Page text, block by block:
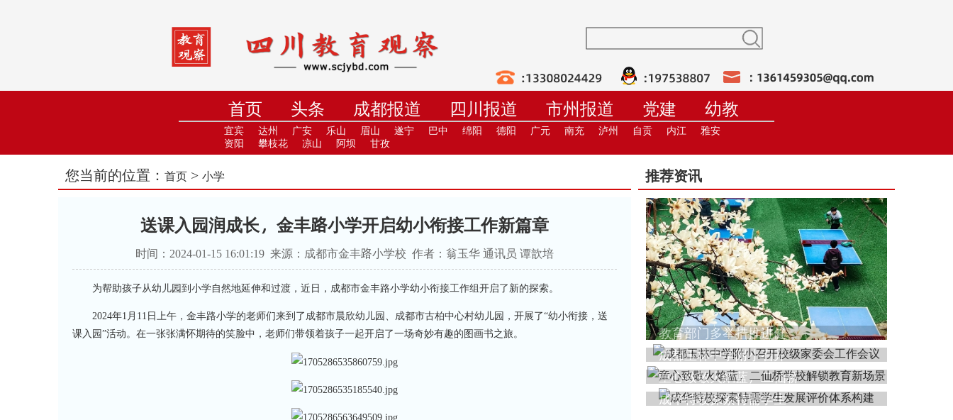
首页 头条 成都报道 四川报道 市州报道 党建
幼教
小学
中学 职教 高校 社教 健康 培训 在线直播
宜宾 达州 广安 乐山 眉山 遂宁 巴中 绵阳 德阳 广元 南充 泸州 自贡 内江
雅安
资阳
攀枝花 凉山 阿坝 甘孜
您当前的位置： 首页 > 小学
送课入园润成长，金丰路小学开启幼小衔接工作新篇章
时间：2024-01-15 16:01:19 来源：成都市金丰路小学校 作者：翁玉华 通讯员 谭歆培
为帮助孩子从幼儿园到小学自然地延伸和过渡，近日，成都市金丰路小学幼小衔接工作组开启了新的探索。
2024年1月11日上午，金丰路小学的老师们来到了成都市晨欣幼儿园、成都市古柏中心村幼儿园，开展了“幼小衔接，送
课入园”活动。在一张张满怀期待的笑脸中，老师们带领着孩子一起开启了一场奇妙有趣的图画书之旅。
推荐资讯
教育部门多举措推进健
成都玉林中学附小召开
童心致敬火焰蓝，二仙桥
成华特校探索特需学生